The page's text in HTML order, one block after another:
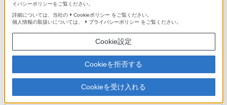
対応商品・アクセサリー
イヤホン／ヘッドホン関連アクセサリー(2)
ページトップへ
ソニーの直営店
ソニーストア
イバシーポリシーをご覧ください。
詳細については、当社の
Cookieポリシー をご覧ください。
個人情報の取扱いについては、
プライバシーポリシー をご覧ください。
Cookie設定
Cookieを拒否する
Cookieを受け入れる